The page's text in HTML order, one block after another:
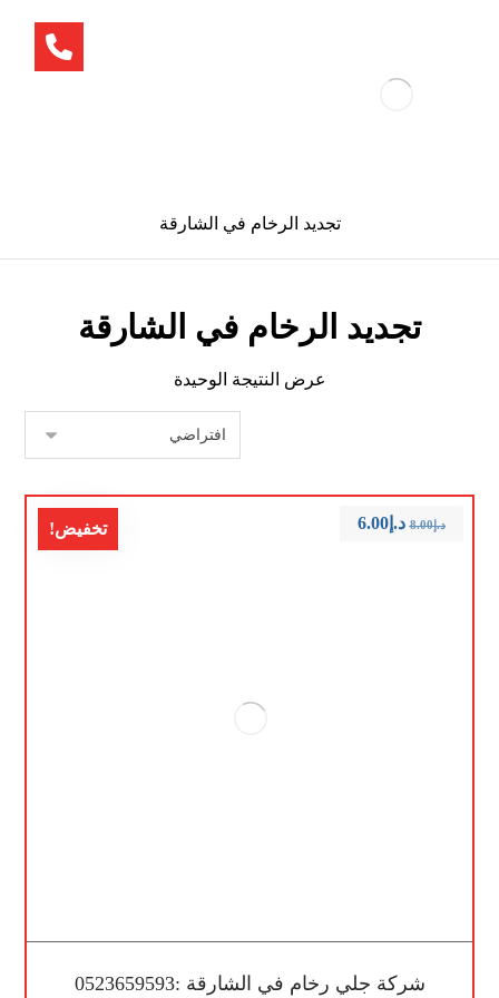
تجديد الرخام في الشارقة
تجديد الرخام في الشارقة
عرض النتيجة الوحيدة
تخفيض!
شركة جلي رخام في الشارقة :0523659593
د.إ8.00 د.إ6.00